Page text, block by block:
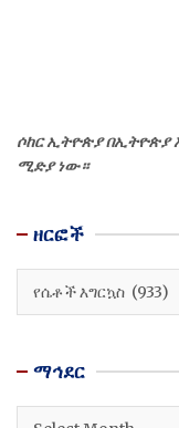
ሶከር ኢትዮጵያ በኢትዮጵያ
ሚድያ ነው።
ዘርፎች
ማኅደር
ማኅደር